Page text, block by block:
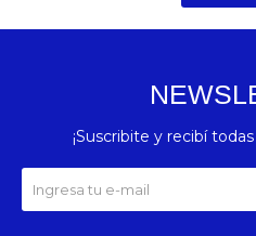
¡Suscribite y recibí